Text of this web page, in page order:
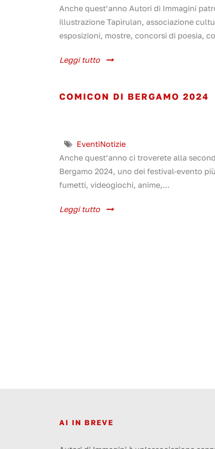
Anche quest’anno Autori di Immagini
illustrazione Tapirulan, associazione
esposizioni, mostre, concorsi di poesia,
Leggi tutto
COMICON DI BERGAMO 2024
EventiNotizie
Anche quest’anno ci troverete alla
Bergamo 2024, uno dei festival-evento
fumetti, videogiochi, anime,...
Leggi tutto
AI IN BREVE